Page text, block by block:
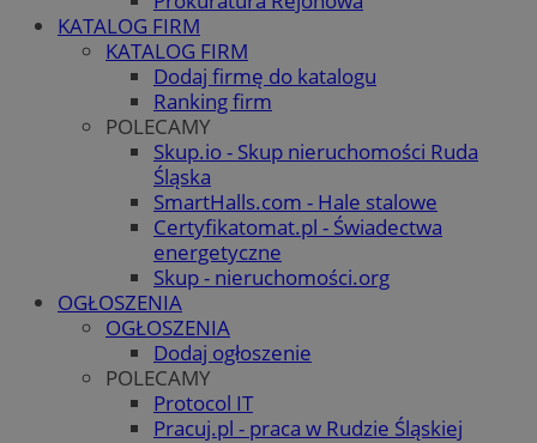
KATALOG FIRM
KATALOG FIRM
Dodaj firmę do katalogu
Ranking firm
POLECAMY
Skup.io - Skup nieruchomości Ruda
Śląska
SmartHalls.com - Hale stalowe
Certyfikatomat.pl - Świadectwa
energetyczne
Skup - nieruchomości.org
OGŁOSZENIA
OGŁOSZENIA
Dodaj ogłoszenie
POLECAMY
Protocol IT
Pracuj.pl - praca w Rudzie Śląskiej